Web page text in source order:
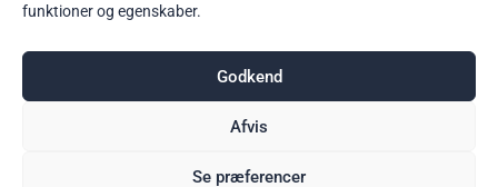
funktioner og egenskaber.
Godkend
Afvis
Se præferencer